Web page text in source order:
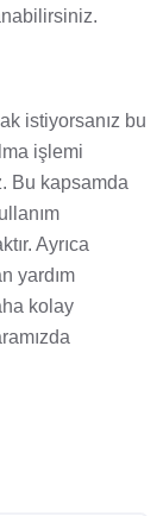
istiyorsanız bu
işlemi
Bu kapsamda
Ayrıca
yardım
kolay